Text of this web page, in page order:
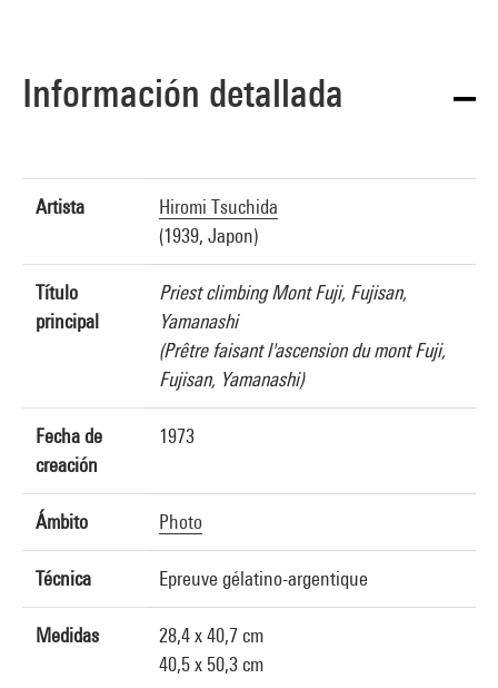
Información detallada
Artista
Hiromi Tsuchida
(1939, Japon)
Título
principal
Priest climbing Mont Fuji, Fujisan,
Yamanashi
(Prêtre faisant l'ascension du mont Fuji,
Fujisan, Yamanashi)
Fecha de
creación
1973
Ámbito Photo
Técnica Epreuve gélatino-argentique
Medidas
28,4 x 40,7 cm
40,5 x 50,3 cm